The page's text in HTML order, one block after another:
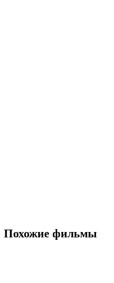
Похожие фильмы